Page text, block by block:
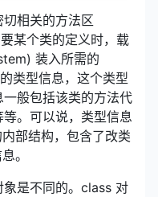
相关的方法区
某个类的定义时，载
装入所需的
类型信息，这个类型
般包括该类的方法代
。可以说，类型信息
部结构，包含了改类
。
是不同的。class 对